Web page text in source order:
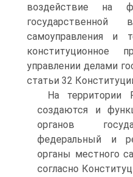
воздействие на
самоуправления и
управлении делами
статьи 32
На территории
создаются и
органов
федеральный и
органы местного
согласно